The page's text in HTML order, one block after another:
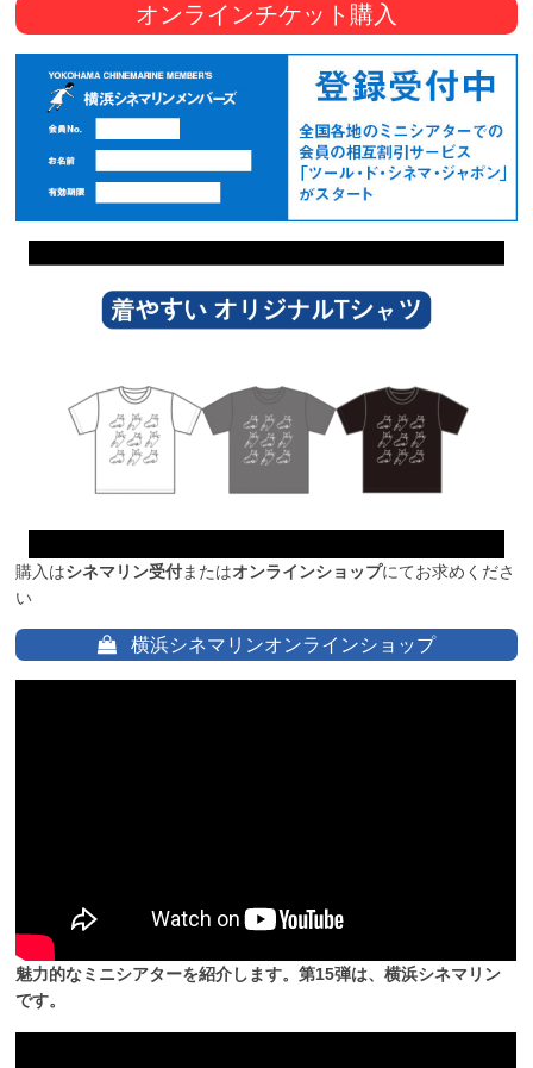
オンラインチケット購入
購入はシネマリン受付またはオンラインショップにてお求めくださ
い
横浜シネマリンオンラインショップ
魅力的なミニシアターを紹介します。第15弾は、横浜シネマリン
です。